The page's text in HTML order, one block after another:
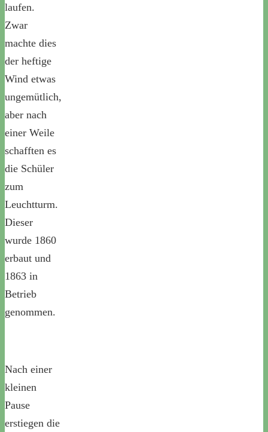
laufen.
Zwar
machte dies
der heftige
Wind etwas
ungemütlich,
aber nach
einer Weile
schafften es
die Schüler
zum
Leuchtturm.
Dieser
wurde 1860
erbaut und
1863 in
Betrieb
genommen.
Nach einer
kleinen
Pause
erstiegen die